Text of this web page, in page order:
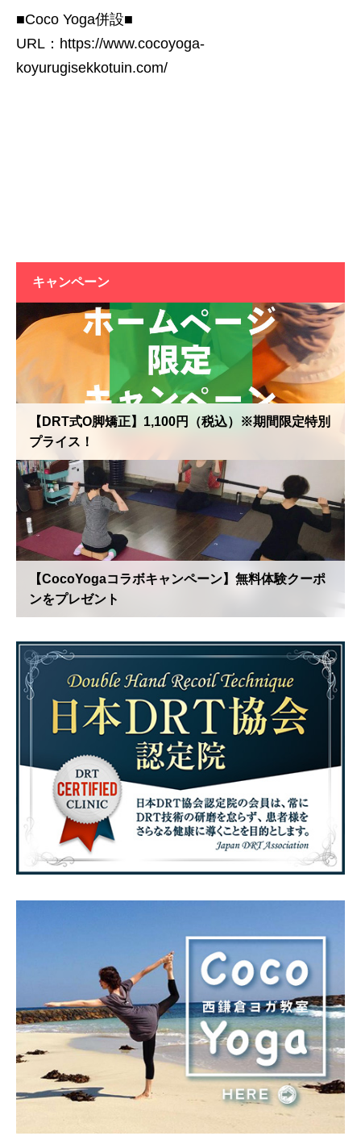
■Coco Yoga併設■
URL： https://www.cocoyoga-
koyurugisekkotuin.com/
キャンペーン
【DRT式O脚矯正】1,100円（税込）※期間限定特別
プライス！
【CocoYogaコラボキャンペーン】無料体験クーポ
ンをプレゼント